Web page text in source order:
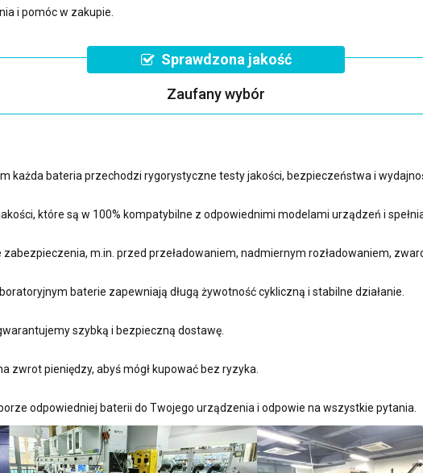
i pomóc w zakupie.
Sprawdzona jakość
Zaufany wybór
każda bateria przechodzi rygorystyczne testy jakości, bezpieczeństwa i
które są w 100% kompatybilne z odpowiednimi modelami urządzeń i
m.in. przed przeładowaniem, nadmiernym rozładowaniem,
baterie zapewniają długą żywotność cykliczną i stabilne działanie.
szybką i bezpieczną dostawę.
zwrot pieniędzy, abyś mógł kupować bez ryzyka.
odpowiedniej baterii do Twojego urządzenia i odpowie na wszystkie pytania.